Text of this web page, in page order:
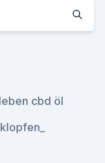
cbd öl